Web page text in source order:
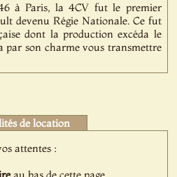
à Paris, la 4CV fut le premier
devenu Régie Nationale. Ce fut
dont la production excéda le
par son charme vous transmettre
de location
attentes :